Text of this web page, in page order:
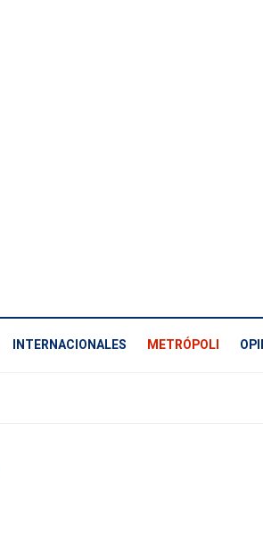
INTERNACIONALES METRÓPOLI